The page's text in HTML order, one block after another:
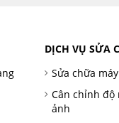
DỊCH VỤ SỬA
Sửa chữa
Cân chỉnh độ
ảnh